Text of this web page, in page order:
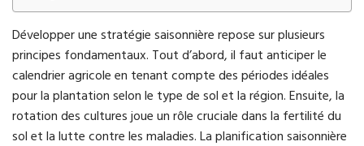
Développer une stratégie saisonnière repose sur plusieurs
principes fondamentaux. Tout d’abord, il faut anticiper le
calendrier agricole en tenant compte des périodes idéales
pour la plantation selon le type de sol et la région. Ensuite, la
rotation des cultures joue un rôle cruciale dans la fertilité du
sol et la lutte contre les maladies. La planification saisonnière